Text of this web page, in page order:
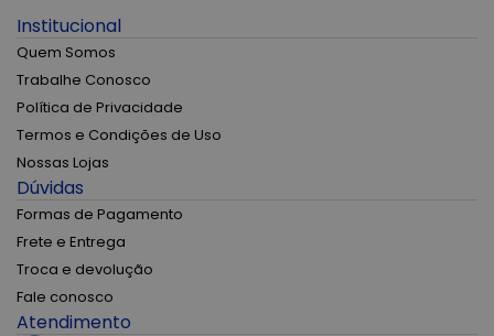
Institucional
Quem Somos
Trabalhe Conosco
Política de Privacidade
Termos e Condições de Uso
Nossas Lojas
Dúvidas
Formas de Pagamento
Frete e Entrega
Troca e devolução
Fale conosco
Atendimento